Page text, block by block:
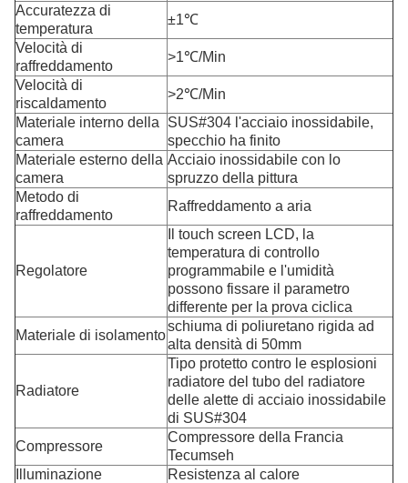
Accuratezza di
temperatura
±1℃
Velocità di
raffreddamento
>1℃/Min
Velocità di
riscaldamento
>2℃/Min
Materiale interno della
camera
SUS#304 l'acciaio inossidabile,
specchio ha finito
Materiale esterno della
camera
Acciaio inossidabile con lo
spruzzo della pittura
Metodo di
raffreddamento
Raffreddamento a aria
Regolatore
Il touch screen LCD, la
temperatura di controllo
programmabile e l'umidità
possono fissare il parametro
differente per la prova ciclica
Materiale di isolamento
schiuma di poliuretano rigida ad
alta densità di 50mm
Radiatore
Tipo protetto contro le esplosioni
radiatore del tubo del radiatore
delle alette di acciaio inossidabile
di SUS#304
Compressore
Compressore della Francia
Tecumseh
Illuminazione
Resistenza al calore